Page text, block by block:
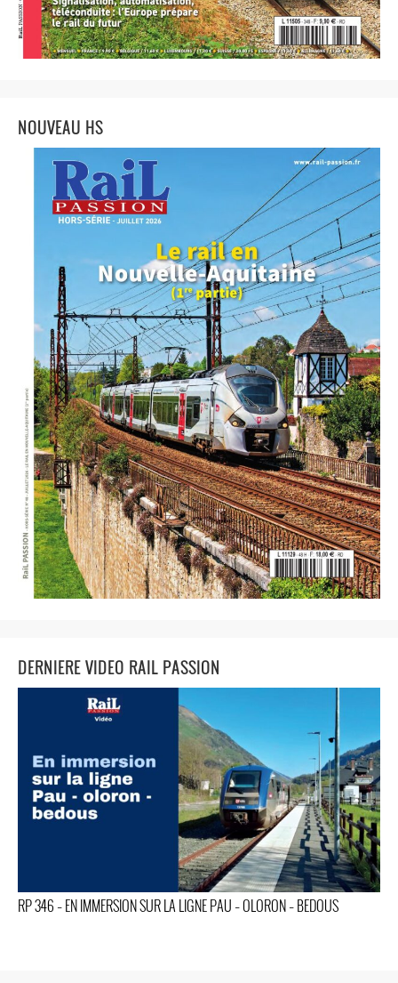
NOUVEAU HS
DERNIERE VIDEO RAIL PASSION
RP 346 – EN IMMERSION SUR LA LIGNE PAU – OLORON – BEDOUS